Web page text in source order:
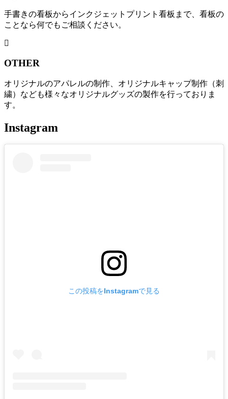
手書きの看板からインクジェットプリント看板まで、看板の
ことなら何でもご相談ください。
OTHER
オリジナルのアパレルの制作、オリジナルキャップ制作（刺
繍）なども様々なオリジナルグッズの製作を行っておりま
す。
Instagram
この投稿をInstagramで見る